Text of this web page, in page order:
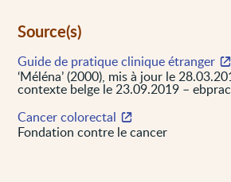
Source(s)
Guide de pratique clinique étranger
‘Méléna’ (2000), mis à jour le
contexte belge le 23.09.2019 –
Cancer colorectal
Fondation contre le cancer